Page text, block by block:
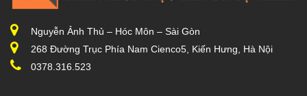
Nguyễn Ảnh Thủ – Hóc Môn – Sài Gòn
268 Đường Trục Phía Nam Cienco5, Kiến Hưng, Hà Nội
0378.316.523